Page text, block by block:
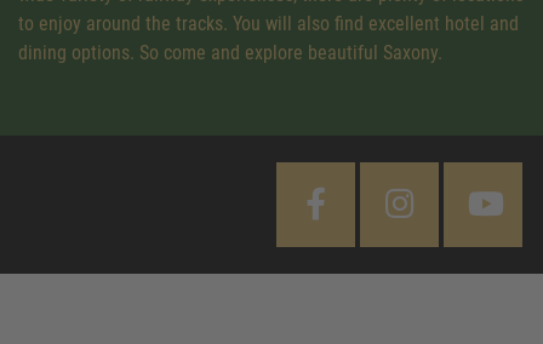
to enjoy around the tracks. You will also find excellent hotel and
dining options. So come and explore beautiful Saxony.